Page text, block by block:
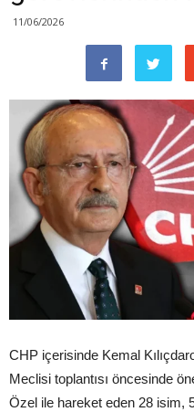
11/06/2026
CHP içerisinde Kemal
Meclisi toplantısı öncesinde
Özel ile hareket eden 28 isim,